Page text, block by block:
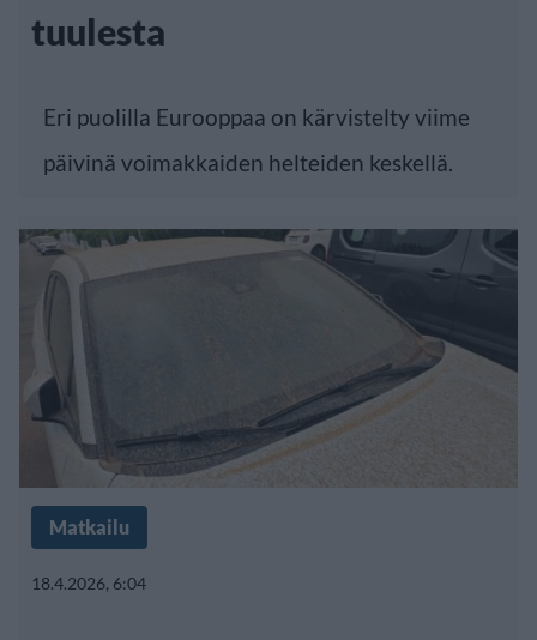
tuulesta
Eri puolilla Eurooppaa on kärvistelty viime
päivinä voimakkaiden helteiden keskellä.
Matkailu
18.4.2026, 6:04